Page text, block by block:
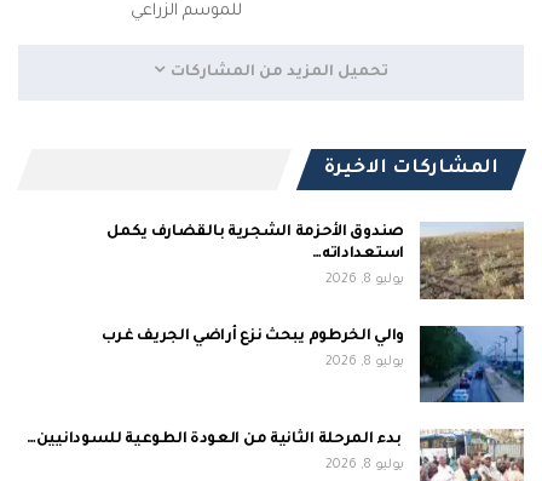
للموسم الزراعي
تحميل المزيد من المشاركات
المشاركات الاخيرة
صندوق الأحزمة الشجرية بالقضارف يكمل
استعداداته…
يوليو 8, 2026
والي الخرطوم يبحث نزع أراضي الجريف غرب
يوليو 8, 2026
بدء المرحلة الثانية من العودة الطوعية للسودانيين…
يوليو 8, 2026